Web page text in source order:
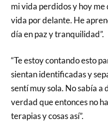
mi vida perdidos y hoy
vida por delante. He
día en paz y tranquilidad”.
“Te estoy contando esto
sientan identificadas y
sentí muy sola. No sabía
verdad que entonces no
terapias y cosas así”.